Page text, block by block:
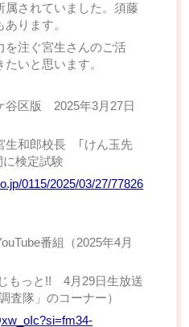
属されていました。須藤
ります。
を注ぐ宮生さんのご活
いと思います。
区版 2025年3月27日
生和郎校長 ｢けん玉先
検定試験
0115/2025/03/27/77826
番組（2025年4月
もっと!! 4月29日生放送
査隊」のコーナー）